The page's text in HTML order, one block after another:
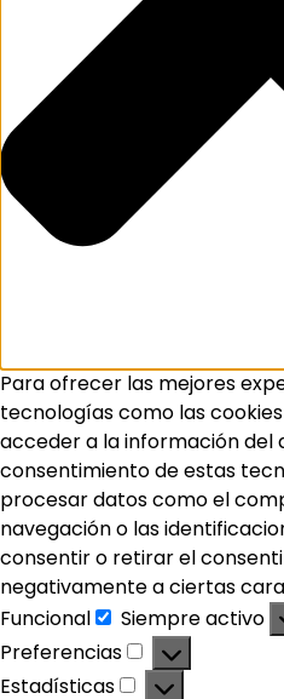
Para ofrecer las mejores
tecnologías como las
acceder a la información del
consentimiento de estas
procesar datos como el
navegación o las
consentir o retirar el
negativamente a ciertas
Funcional
Siempre activo
Preferencias
Estadísticas